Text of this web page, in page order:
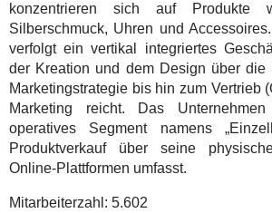
konzentrieren sich auf Produkte
Silberschmuck, Uhren und
verfolgt ein vertikal integriertes
der Kreation und dem Design über die
Marketingstrategie bis hin zum Vertrieb
Marketing reicht. Das
operatives Segment namens
Produktverkauf über seine
Online-Plattformen umfasst.
Mitarbeiterzahl: 5.602